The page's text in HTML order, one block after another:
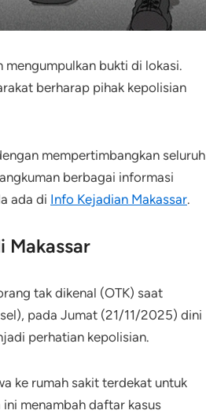
mengumpulkan bukti di lokasi.
berharap pihak kepolisian
mempertimbangkan seluruh
berbagai informasi
ada di Info Kejadian Makassar.
Makassar
tak dikenal (OTK) saat
pada Jumat (21/11/2025) dini
perhatian kepolisian.
ke rumah sakit terdekat untuk
menambah daftar kasus